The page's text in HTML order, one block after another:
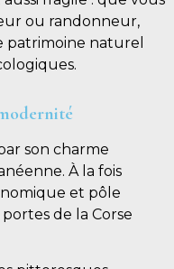
ou randonneur,
patrimoine naturel
son charme
À la fois
et pôle
de la Corse